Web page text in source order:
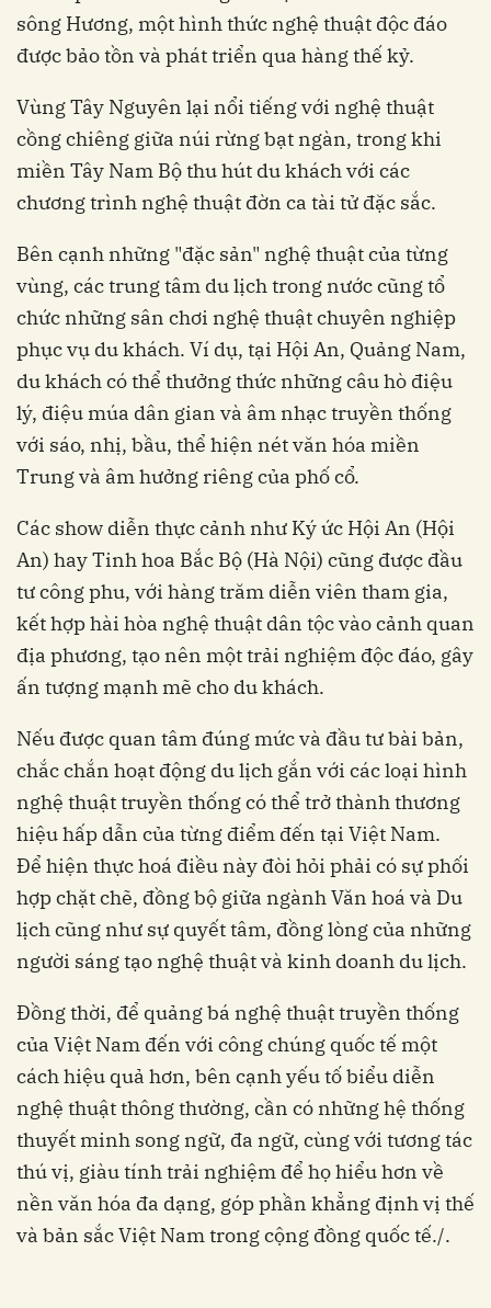
sông Hương, một hình thức nghệ thuật độc đáo
được bảo tồn và phát triển qua hàng thế kỷ.
Vùng Tây Nguyên lại nổi tiếng với nghệ thuật
cồng chiêng giữa núi rừng bạt ngàn, trong khi
miền Tây Nam Bộ thu hút du khách với các
chương trình nghệ thuật đờn ca tài tử đặc sắc.
Bên cạnh những "đặc sản" nghệ thuật của từng
vùng, các trung tâm du lịch trong nước cũng tổ
chức những sân chơi nghệ thuật chuyên nghiệp
phục vụ du khách. Ví dụ, tại Hội An, Quảng Nam,
du khách có thể thưởng thức những câu hò điệu
lý, điệu múa dân gian và âm nhạc truyền thống
với sáo, nhị, bầu, thể hiện nét văn hóa miền
Trung và âm hưởng riêng của phố cổ.
Các show diễn thực cảnh như Ký ức Hội An (Hội
An) hay Tinh hoa Bắc Bộ (Hà Nội) cũng được đầu
tư công phu, với hàng trăm diễn viên tham gia,
kết hợp hài hòa nghệ thuật dân tộc vào cảnh quan
địa phương, tạo nên một trải nghiệm độc đáo, gây
ấn tượng mạnh mẽ cho du khách.
Nếu được quan tâm đúng mức và đầu tư bài bản,
chắc chắn hoạt động du lịch gắn với các loại hình
nghệ thuật truyền thống có thể trở thành thương
hiệu hấp dẫn của từng điểm đến tại Việt Nam.
Để hiện thực hoá điều này đòi hỏi phải có sự phối
hợp chặt chẽ, đồng bộ giữa ngành Văn hoá và Du
lịch cũng như sự quyết tâm, đồng lòng của những
người sáng tạo nghệ thuật và kinh doanh du lịch.
Đồng thời, để quảng bá nghệ thuật truyền thống
của Việt Nam đến với công chúng quốc tế một
cách hiệu quả hơn, bên cạnh yếu tố biểu diễn
nghệ thuật thông thường, cần có những hệ thống
thuyết minh song ngữ, đa ngữ, cùng với tương tác
thú vị, giàu tính trải nghiệm để họ hiểu hơn về
nền văn hóa đa dạng, góp phần khẳng định vị thế
và bản sắc Việt Nam trong cộng đồng quốc tế./.